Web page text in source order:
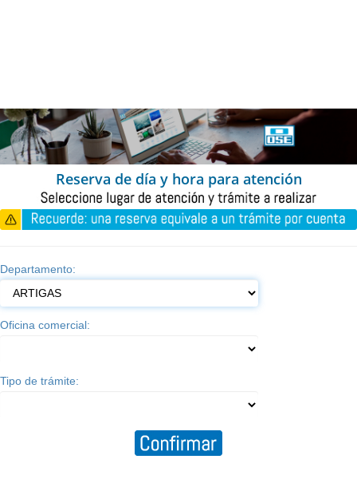
Reserva de día y hora para atención
Departamento:
Oficina comercial:
Tipo de trámite: